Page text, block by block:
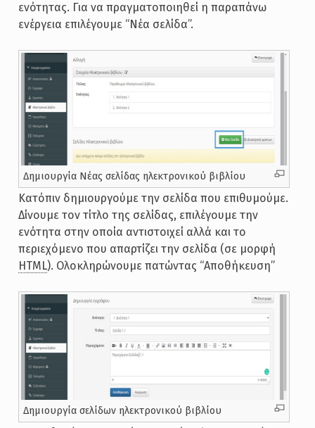
ενότητας. Για να πραγματοποιηθεί η παραπάνω
ενέργεια επιλέγουμε “Νέα σελίδα”.
Δημιουργία Νέας σελίδας ηλεκτρονικού βιβλίου
Κατόπιν δημιουργούμε την σελίδα που επιθυμούμε.
Δίνουμε τον τίτλο της σελίδας, επιλέγουμε την
ενότητα στην οποία αντιστοιχεί αλλά και το
περιεχόμενο που απαρτίζει την σελίδα (σε μορφή
HTML). Ολοκληρώνουμε πατώντας “Αποθήκευση”
Δημιουργία σελίδων ηλεκτρονικού βιβλίου